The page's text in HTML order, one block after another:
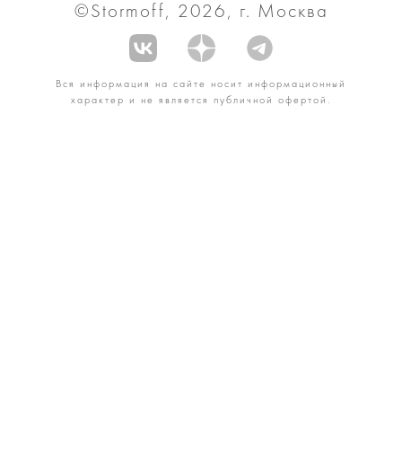
©Stormoff, 2026, г. Москва
Вся информация на сайте носит информационный
характер и не является публичной офертой.